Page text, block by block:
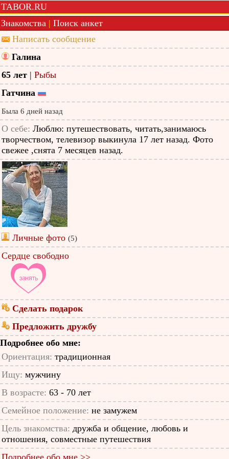
TABOR.RU
Знакомства | Поиск анкет
Написать сообщение
Галина
65 лет | Рыбы
Гатчина
Была 6 дней назад
О себе: Люблю: путешествовать, читать,занимаюсь
творчеством, телевизор выкинула 17 лет назад. Фото
свежее ,снята 7 месяцев назад.
Личные фото (5)
Сердце свободно
Сделать подарок
Предложить дружбу
Подробнее обо мне:
Ориентация: традиционная
Ищу: мужчину
В возрасте: 63 - 70 лет
Семейное положение: не замужем
Цель знакомства: дружба и общение, любовь и
отношения, совместные путешествия
Подробнее обо мне >>